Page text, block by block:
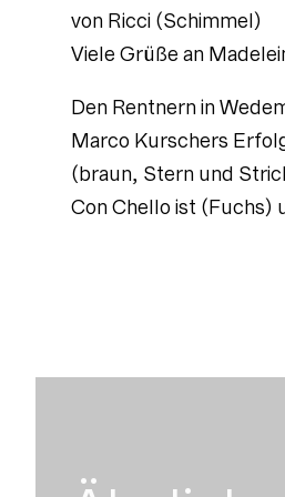
von Ricci (Schimmel)
Viele Grüße an
Den Rentnern in
Marco Kurschers
(braun, Stern und
Con Chello ist (Fuchs)